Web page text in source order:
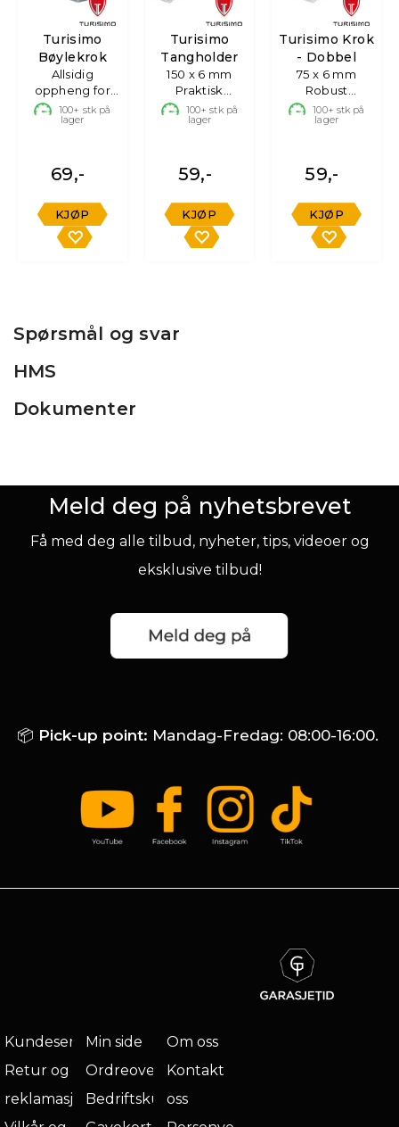
Turisimo
Bøylekrok
Allsidig
oppheng for
rør og utstyr
100+ stk på
lager
69,-
KJØP
Turisimo
Tangholder
150 x 6 mm
Praktisk
oppheng for
tenger
100+ stk på
lager
59,-
KJØP
Turisimo Krok
- Dobbel
75 x 6 mm
Robust
opphengskrok
100+ stk på
lager
59,-
KJØP
Spørsmål og svar
HMS
Dokumenter
Meld deg på nyhetsbrevet
Få med deg alle tilbud, nyheter, tips, videoer og
eksklusive tilbud!
📦 Pick-up point: Mandag-Fredag: 08:00-16:00.
Kundeservice
Retur og
reklamasjon
Min side
Ordreoversikt
Bedriftskunde
Om oss
Kontakt
oss